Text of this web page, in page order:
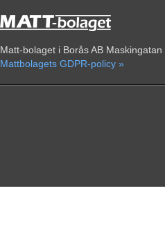
Matt-bolaget i Borås AB
Mattbolagets GDPR-policy »